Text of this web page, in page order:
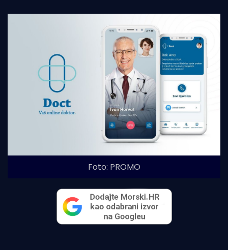
Foto: PROMO